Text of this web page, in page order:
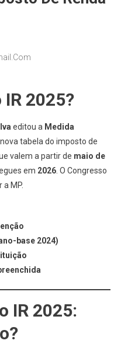
IR 2025?
editou a Medida
tabela do imposto de
valem a partir de maio de
em 2026. O Congresso
MP.
base 2024)
IR 2025: